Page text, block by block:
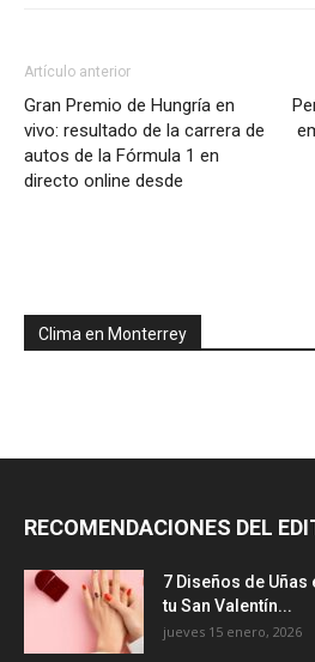
Artículo anterior
Gran Premio de Hungría en
vivo: resultado de la carrera de
autos de la Fórmula 1 en
directo online desde
Clima en Monterrey
RECOMENDACIONES DEL
7 Diseños de
tu San Valentín...
jueves 15 enero, 2026